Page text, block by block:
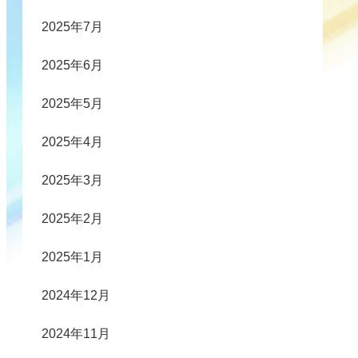
2025年7月
2025年6月
2025年5月
2025年4月
2025年3月
2025年2月
2025年1月
2024年12月
2024年11月